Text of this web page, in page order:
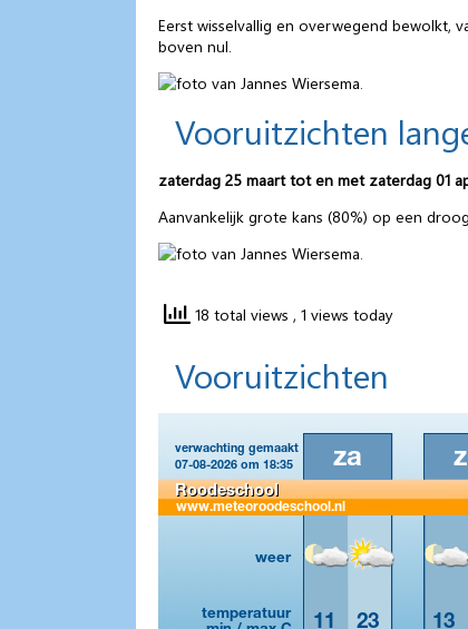
Eerst wisselvallig en overwegend bewolkt,
boven nul.
Vooruitzichten
zaterdag 25 maart tot en met zaterdag 01
Aanvankelijk grote kans (80%) op een
18 total views , 1 views today
Vooruitzichten